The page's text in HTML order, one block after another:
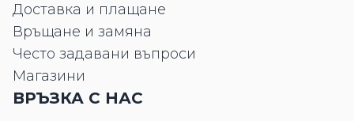
Доставка и плащане
Връщане и замяна
Често задавани въпроси
Магазини
ВРЪЗКА С НАС